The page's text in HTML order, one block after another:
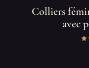
Colliers
avec